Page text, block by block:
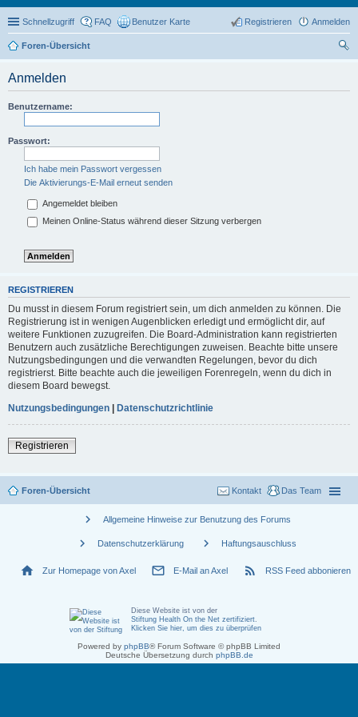
Schnellzugriff FAQ Benutzer Karte Anmelden
Registrieren
Foren-Übersicht
Anmelden
Benutzername:
Passwort:
Ich habe mein Passwort vergessen
Die Aktivierungs-E-Mail erneut senden
Angemeldet bleiben
Meinen Online-Status während dieser Sitzung verbergen
REGISTRIEREN
Du musst in diesem Forum registriert sein, um dich anmelden zu können. Die
Registrierung ist in wenigen Augenblicken erledigt und ermöglicht dir, auf
weitere Funktionen zuzugreifen. Die Board-Administration kann registrierten
Benutzern auch zusätzliche Berechtigungen zuweisen. Beachte bitte unsere
Nutzungsbedingungen und die verwandten Regelungen, bevor du dich
registrierst. Bitte beachte auch die jeweiligen Forenregeln, wenn du dich in
diesem Board bewegst.
Nutzungsbedingungen | Datenschutzrichtlinie
Registrieren
Foren-Übersicht Das Team
Kontakt
chevron_right Allgemeine Hinweise zur Benutzung des Forums
chevron_right Datenschutzerklärung chevron_right Haftungsauschluss
home Zur Homepage von Axel mail_outline E-Mail an Axel rss_feed RSS Feed abbonieren
Diese Website ist von der
Stiftung Health On the Net zertifiziert
Klicken Sie hier, um dies zu überprüfen
Powered by phpBB® Forum Software © phpBB Limited
Deutsche Übersetzung durch phpBB.de